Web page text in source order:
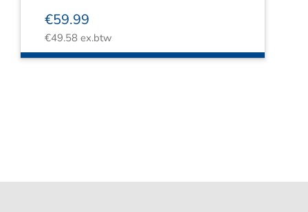
€59.99
€49.58ex.btw